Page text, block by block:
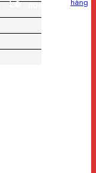
đơn hàng
hàng